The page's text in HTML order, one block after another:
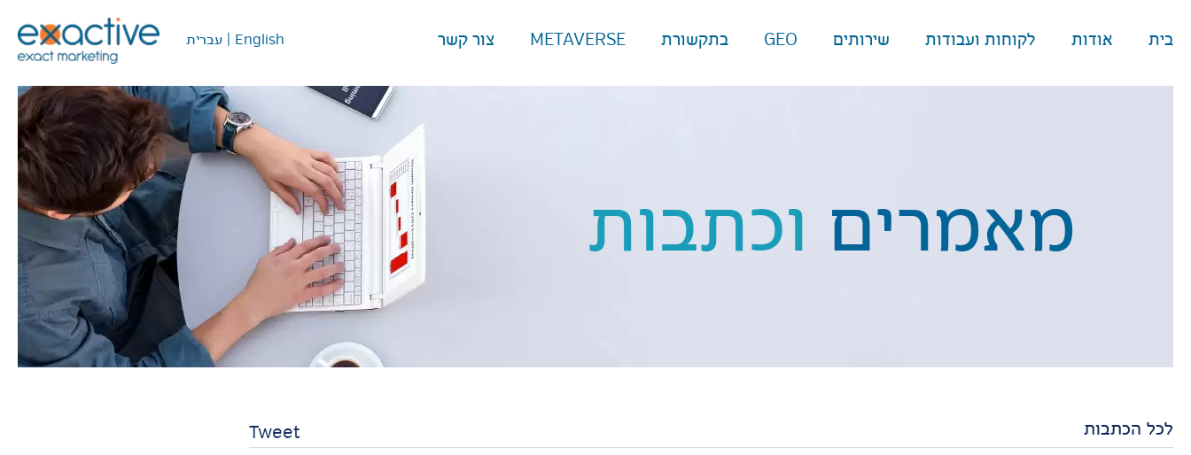
עברית English בית אודות לקוחות ועבודות שירותים GEO בתקשורת METAVERSE צור קשר
מאמרים וכתבות
לכל הכתבות Tweet